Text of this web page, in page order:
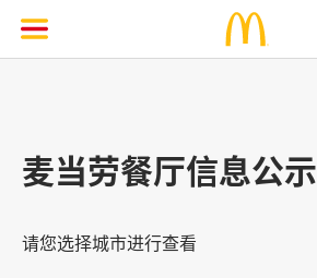
麦当劳餐厅信息公示
请您选择城市进行查看